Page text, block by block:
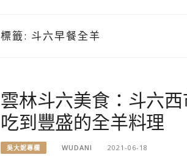
標籤: 斗六早餐全羊
雲林斗六美食：斗六
吃到豐盛的全羊料理
吳大妮專欄 WUDANI 2021-06-18